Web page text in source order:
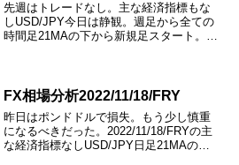
先週はトレードなし。主な経済指標もな
しUSD/JPY今日は静観。週足から全ての
時間足21MAの下から新規足スタート。今
能性あり、三尊...
FX相場分析2022/11/18/FRY
昨日はポンドドルで損失。もう少し慎重
になるべきだった。2022/11/18/FRYの主
な経済指標なしUSD/JPY日足21MAの下